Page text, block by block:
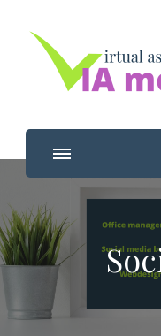
Viamore
Jouw virtual